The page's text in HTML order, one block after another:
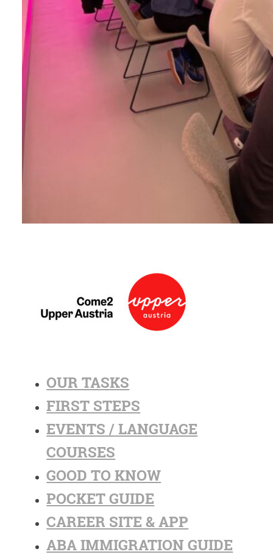
OUR TASKS
FIRST STEPS
EVENTS / LANGUAGE
COURSES
GOOD TO KNOW
POCKET GUIDE
CAREER SITE & APP
ABA IMMIGRATION GUIDE